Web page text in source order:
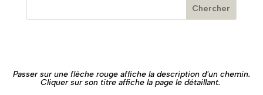
Passer sur une flèche rouge affiche la description d'un chemin.
Cliquer sur son titre affiche la page le détaillant.